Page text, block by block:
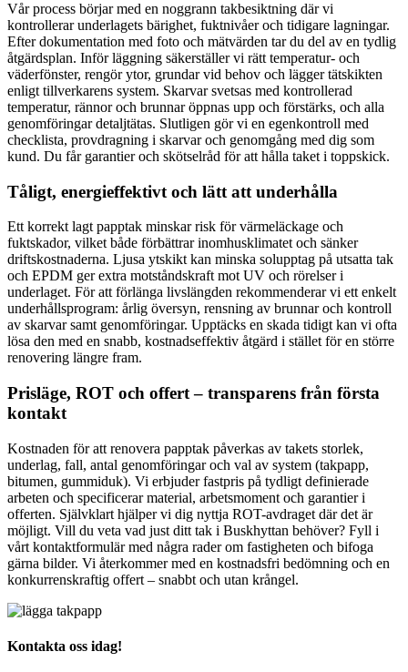
Vår process börjar med en noggrann takbesiktning där vi
kontrollerar underlagets bärighet, fuktnivåer och tidigare lagningar.
Efter dokumentation med foto och mätvärden tar du del av en tydlig
åtgärdsplan. Inför läggning säkerställer vi rätt temperatur- och
väderfönster, rengör ytor, grundar vid behov och lägger tätskikten
enligt tillverkarens system. Skarvar svetsas med kontrollerad
temperatur, rännor och brunnar öppnas upp och förstärks, och alla
genomföringar detaljtätas. Slutligen gör vi en egenkontroll med
checklista, provdragning i skarvar och genomgång med dig som
kund. Du får garantier och skötselråd för att hålla taket i toppskick.
Tåligt, energieffektivt och lätt att underhålla
Ett korrekt lagt papptak minskar risk för värmeläckage och
fuktskador, vilket både förbättrar inomhusklimatet och sänker
driftskostnaderna. Ljusa ytskikt kan minska solupptag på utsatta tak
och EPDM ger extra motståndskraft mot UV och rörelser i
underlaget. För att förlänga livslängden rekommenderar vi ett enkelt
underhållsprogram: årlig översyn, rensning av brunnar och kontroll
av skarvar samt genomföringar. Upptäcks en skada tidigt kan vi ofta
lösa den med en snabb, kostnadseffektiv åtgärd i stället för en större
renovering längre fram.
Prisläge, ROT och offert – transparens från första
kontakt
Kostnaden för att renovera papptak påverkas av takets storlek,
underlag, fall, antal genomföringar och val av system (takpapp,
bitumen, gummiduk). Vi erbjuder fastpris på tydligt definierade
arbeten och specificerar material, arbetsmoment och garantier i
offerten. Självklart hjälper vi dig nyttja ROT-avdraget där det är
möjligt. Vill du veta vad just ditt tak i Buskhyttan behöver? Fyll i
vårt kontaktformulär med några rader om fastigheten och bifoga
gärna bilder. Vi återkommer med en kostnadsfri bedömning och en
konkurrenskraftig offert – snabbt och utan krångel.
Kontakta oss idag!